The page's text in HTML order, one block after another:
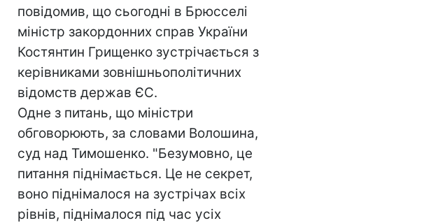
повідомив, що сьогодні в Брюсселі
міністр закордонних справ України
Костянтин Грищенко зустрічається з
керівниками зовнішньополітичних
відомств держав ЄС.
Одне з питань, що міністри
обговорюють, за словами Волошина,
суд над Тимошенко. "Безумовно, це
питання піднімається. Це не секрет,
воно піднімалося на зустрічах всіх
рівнів, піднімалося під час усіх